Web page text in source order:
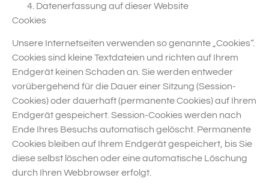
Datenerfassung auf dieser Website
Cookies
Unsere Internetseiten verwenden so genannte „Cookies“.
Cookies sind kleine Textdateien und richten auf Ihrem
Endgerät keinen Schaden an. Sie werden entweder
vorübergehend für die Dauer einer Sitzung (Session-
Cookies) oder dauerhaft (permanente Cookies) auf Ihrem
Endgerät gespeichert. Session-Cookies werden nach
Ende Ihres Besuchs automatisch gelöscht. Permanente
Cookies bleiben auf Ihrem Endgerät gespeichert, bis Sie
diese selbst löschen oder eine automatische Löschung
durch Ihren Webbrowser erfolgt.